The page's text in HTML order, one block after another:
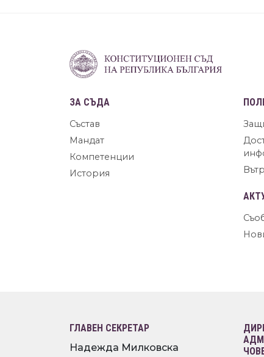
ЗА СЪДА
Състав
Мандат
Компетенции
История
ГЛАВЕН СЕКРЕТАР
Надежда Милковска